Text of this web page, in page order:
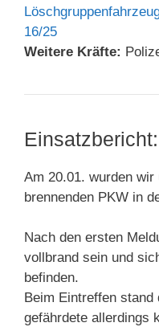
16/25
Weitere Kräfte:
Einsatzbericht:
Am 20.01. wurden
brennenden PKW in
Nach den ersten
vollbrand sein und
befinden.
Beim Eintreffen
gefährdete allerdings